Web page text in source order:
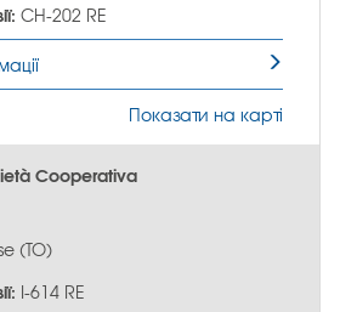
CH-202 RE
Показати на карті
Cooperativa
(TO)
I-614 RE